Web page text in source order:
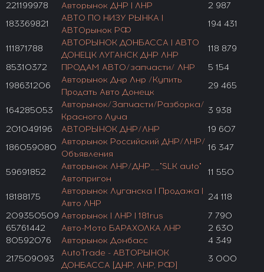
221199978
Авторынок ДНР | ЛНР
2 987
183369821
АВТО ПО НИЗУ РЫНКА |
АВТОрынок РФ
194 431
111871788
АВТОРЫНОК ДОНБАССА | АВТО
ДОНЕЦК ЛУГАНСК ДНР ЛНР
118 879
85310372
ПРОДАМ АВТО/запчасти/ ЛНР
5 154
198631206
Авторынок Днр Лнр /Купить
Продать Авто Донецк
29 465
164285053
Авторынок/Запчасти/Разборка/
Красного Луча
3 938
201049196
АВТОРЫНОК ДНР/ЛНР
19 607
186059080
Авторынок Российский ДНР/ЛНР/
Объявления
16 347
59691852
Авторынок ЛНР/ДНР__"SLK auto"
Автопригон
11 550
18188175
Авторынок Луганска | Продажа |
Авто ЛНР
24 118
209350509 Авторынок | ЛНР | 181rus
7 790
65761442
Авто-Мото БАРАХОЛКА ЛНР
2 630
80592076
Авторынок Донбасс
4 349
217509093
AutoTrade - АВТОРЫНОК
ДОНБАССА [ДНР, ЛНР, РФ]
3 000